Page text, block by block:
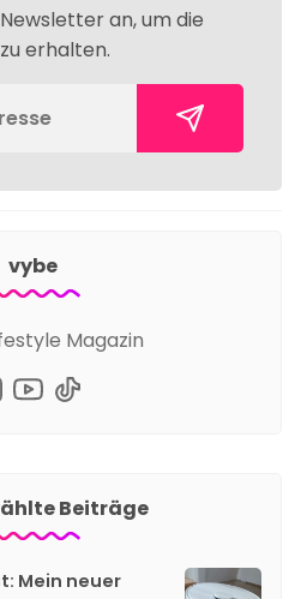
an, um die
erhalten.
vybe
Magazin
Beiträge
Mein neuer